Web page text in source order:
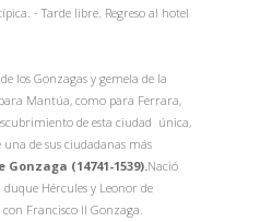
- Tarde libre. Regreso al hotel
los Gonzagas y gemela de la
Mantúa, como para Ferrara,
de esta ciudad única,
de sus ciudadanas más
Gonzaga (14741-1539).Nació
Hércules y Leonor de
Francisco II Gonzaga.